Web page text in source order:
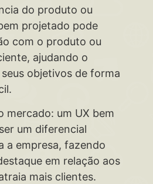
do produto ou
projetado pode
com o produto ou
ajudando o
objetivos de forma
mercado: um UX bem
um diferencial
a empresa, fazendo
em relação aos
mais clientes.